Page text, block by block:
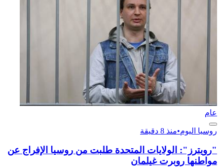
عام
روسيا اليوم•منذ 8 دقيقة
"رويترز": الولايات المتحدة طلبت من روسيا الإفراج عن
مواطنها روبرت غيلمان